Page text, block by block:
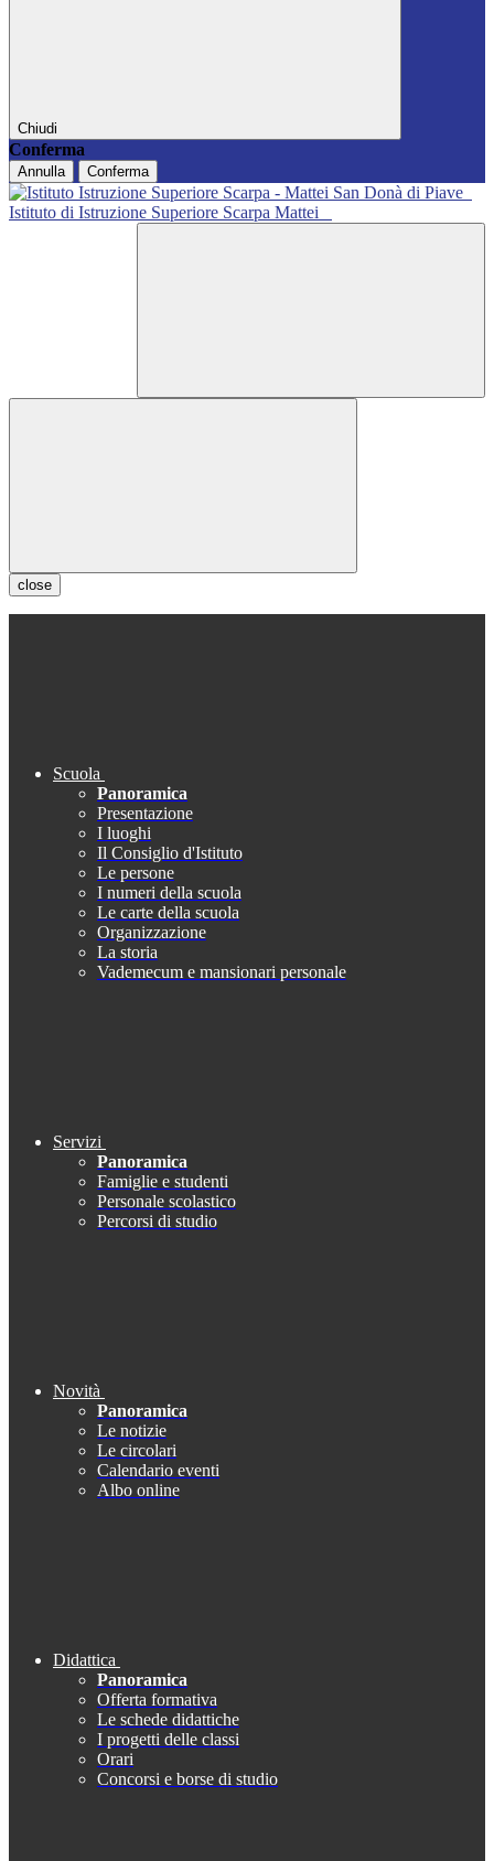
Chiudi
Conferma
Annulla Conferma
Istituto di Istruzione Superiore Scarpa Mattei
close
Scuola
Panoramica
Presentazione
I luoghi
Il Consiglio d'Istituto
Le persone
I numeri della scuola
Le carte della scuola
Organizzazione
La storia
Vademecum e mansionari personale
Servizi
Panoramica
Famiglie e studenti
Personale scolastico
Percorsi di studio
Novità
Panoramica
Le notizie
Le circolari
Calendario eventi
Albo online
Didattica
Panoramica
Offerta formativa
Le schede didattiche
I progetti delle classi
Orari
Concorsi e borse di studio